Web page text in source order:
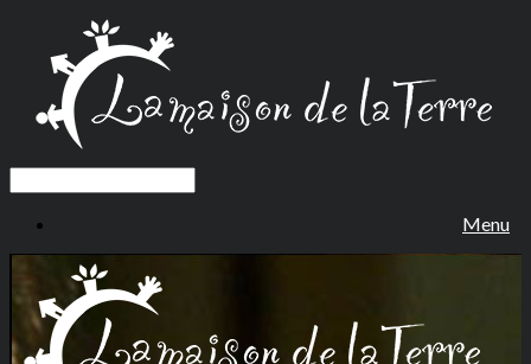
Menu